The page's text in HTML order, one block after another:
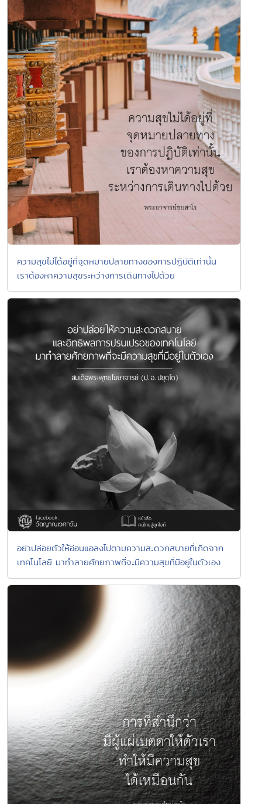
ความสุขไม่ได้อยู่ที่จุดหมายปลายทางของการปฏิบัติเท่านั้น
เราต้องหาความสุขระหว่างการเดินทางไปด้วย
อย่าปล่อยตัวให้อ่อนแอลงไปตามความสะดวกสบายที่เกิดจาก
เทคโนโลยี มาทำลายศักยภาพที่จะมีความสุขที่มีอยู่ในตัวเอง